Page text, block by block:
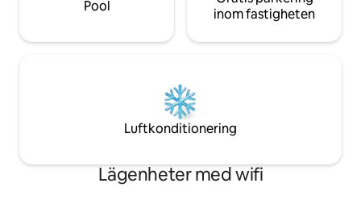
Pool
inom fastigheten
Luftkonditionering
Lägenheter med wifi